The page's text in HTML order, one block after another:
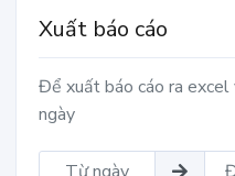
Xuất báo cáo
Để xuất báo cáo ra
ngày